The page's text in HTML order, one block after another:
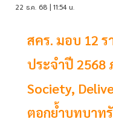
22 ธ.ค. 68 | 11:54 น.
สคร. มอบ 12 ร
ประจำปี 2568
Society,
ตอกย้ำบทบาท